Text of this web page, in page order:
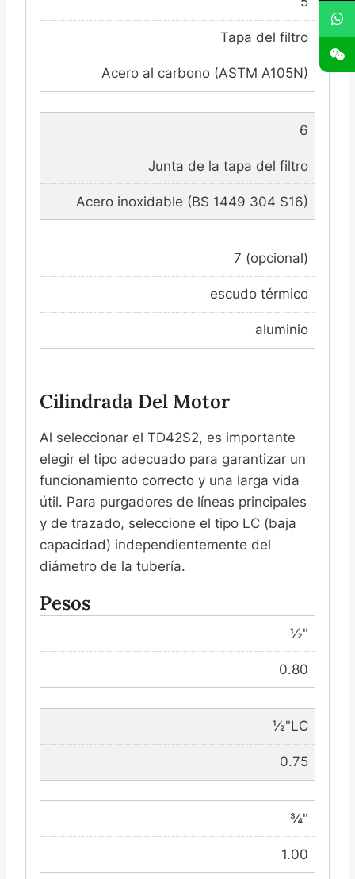
Tapa del filtro
Acero al carbono (ASTM A105N)
6
Junta de la tapa del filtro
Acero inoxidable (BS 1449 304 S16)
7 (opcional)
escudo térmico
aluminio
Cilindrada Del Motor
Al seleccionar el TD42S2, es importante
elegir el tipo adecuado para garantizar un
funcionamiento correcto y una larga vida
útil. Para purgadores de líneas principales
y de trazado, seleccione el tipo LC (baja
capacidad) independientemente del
diámetro de la tubería.
Pesos
½"
0.80
½"LC
0.75
¾"
1.00